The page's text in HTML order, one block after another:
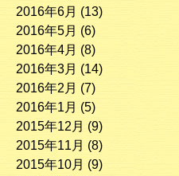
2016年6月 (13)
2016年5月 (6)
2016年4月 (8)
2016年3月 (14)
2016年2月 (7)
2016年1月 (5)
2015年12月 (9)
2015年11月 (8)
2015年10月 (9)